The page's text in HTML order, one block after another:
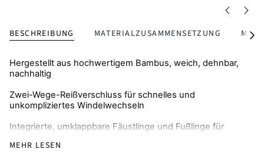
BESCHREIBUNG MATERIALZUSAMMENSETZUNG Alle
Hergestellt aus hochwertigem Bambus, weich, dehnbar,
nachhaltig
Zwei-Wege-Reißverschluss für schnelles und
unkompliziertes Windelwechseln
Integrierte, umklappbare Fäustlinge und Fußlinge für
MEHR LESEN